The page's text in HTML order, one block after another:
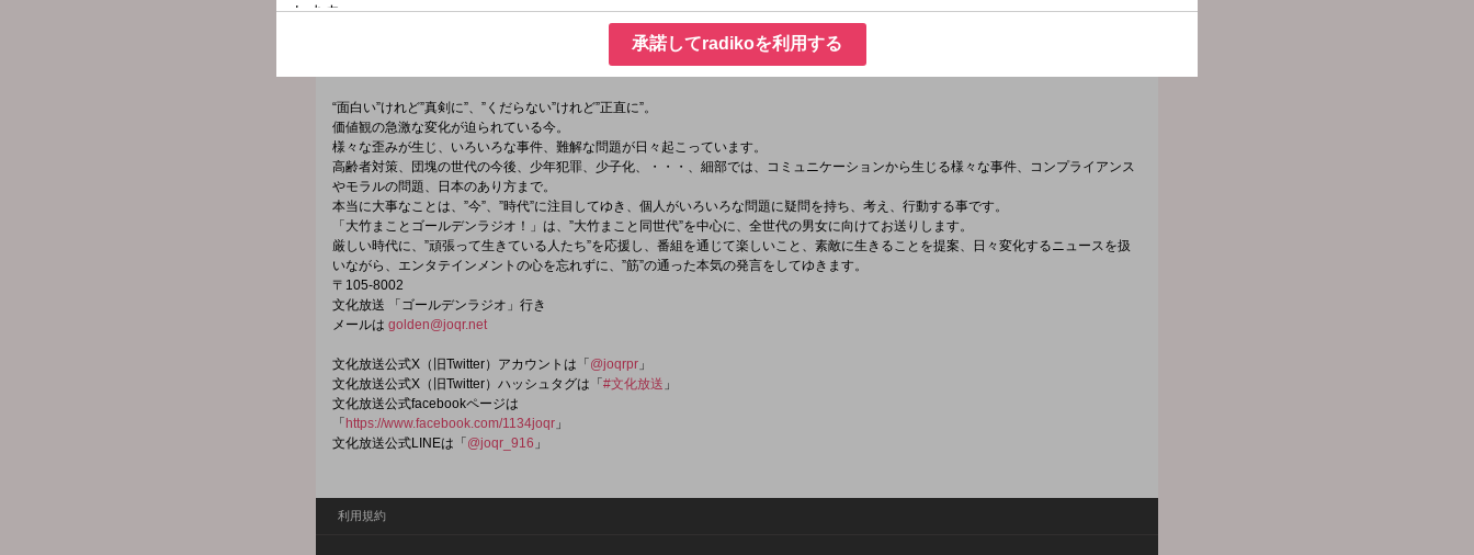
https://form.run/@golden
https://twitter.com/1134golden」
https://www.facebook.com/1134golden/」
“面白い”けれど”真剣に”、”くだらない”けれど”正直に”。
価値観の急激な変化が迫られている今。
様々な歪みが生じ、いろいろな事件、難解な問題が日々起こっています。
高齢者対策、団塊の世代の今後、少年犯罪、少子化、・・・、細部では、コミュニケーションから生じる様々な事件、コンプライアンス
やモラルの問題、日本のあり方まで。
本当に大事なことは、”今”、”時代”に注目してゆき、個人がいろいろな問題に疑問を持ち、考え、行動する事です。
「大竹まことゴールデンラジオ！」は、”大竹まこと同世代”を中心に、全世代の男女に向けてお送りします。
厳しい時代に、”頑張って生きている人たち”を応援し、番組を通じて楽しいこと、素敵に生きることを提案、日々変化するニュースを扱
いながら、エンタテインメントの心を忘れずに、”筋”の通った本気の発言をしてゆきます。
〒105-8002
文化放送 「ゴールデンラジオ」行き
メールは golden@joqr.net
文化放送公式X（旧Twitter）アカウントは「 @joqrpr 」
文化放送公式X（旧Twitter）ハッシュタグは「 #文化放送 」
文化放送公式facebookページは
「 https://www.facebook.com/1134joqr 」
文化放送公式LINEは「 @joqr_916 」
利用規約
承諾してradikoを利用する